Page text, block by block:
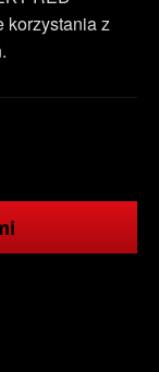
korzystania z